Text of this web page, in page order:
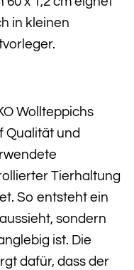
in kleinen
Wollteppichs
Qualität und
Tierhaltung
So entsteht ein
sondern
ist. Die
dafür, dass der